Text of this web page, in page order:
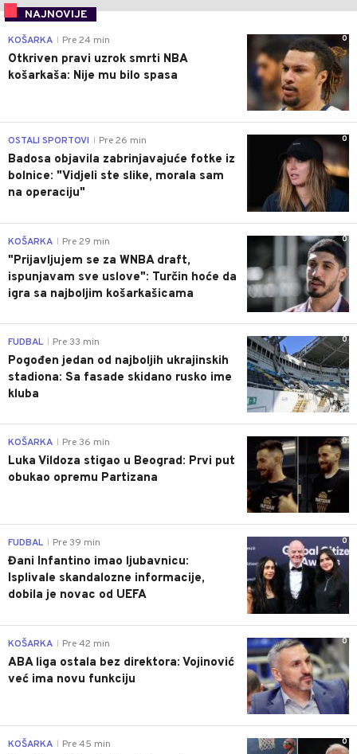
NAJNOVIJE
0
KOŠARKA Pre 24 min
Otkriven pravi uzrok smrti NBA
košarkaša: Nije mu bilo spasa
0
OSTALI SPORTOVI Pre 26 min
Badosa objavila zabrinjavajuće fotke iz
bolnice: "Vidjeli ste slike, morala sam
na operaciju"
0
KOŠARKA Pre 29 min
"Prijavljujem se za WNBA draft,
ispunjavam sve uslove": Turčin hoće da
igra sa najboljim košarkašicama
0
FUDBAL Pre 33 min
Pogođen jedan od najboljih ukrajinskih
stadiona: Sa fasade skidano rusko ime
kluba
0
KOŠARKA Pre 36 min
Luka Vildoza stigao u Beograd: Prvi put
obukao opremu Partizana
0
FUDBAL Pre 39 min
Đani Infantino imao ljubavnicu:
Isplivale skandalozne informacije,
dobila je novac od UEFA
0
KOŠARKA Pre 42 min
ABA liga ostala bez direktora: Vojinović
već ima novu funkciju
0
KOŠARKA Pre 45 min